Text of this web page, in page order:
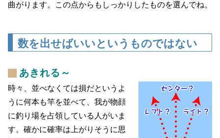
曲がります。この点からもしっかりしたものを選んでね。
数を出せばいいというものではない
あきれる～
時々、並べなくては損だというよ
うに何本も竿を並べて、我が物顔
に釣り場を占領している人がいま
す。確かに確率は上がりそうに思